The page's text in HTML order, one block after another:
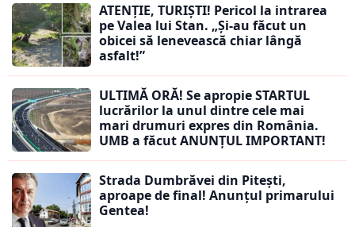
ATENȚIE, TURIȘTI! Pericol la intrarea
pe Valea lui Stan. „Și-au făcut un
obicei să lenevească chiar lângă
asfalt!”
ULTIMĂ ORĂ! Se apropie STARTUL
lucrărilor la unul dintre cele mai
mari drumuri expres din România.
UMB a făcut ANUNȚUL IMPORTANT!
Strada Dumbrăvei din Pitești,
aproape de final! Anunțul primarului
Gentea!